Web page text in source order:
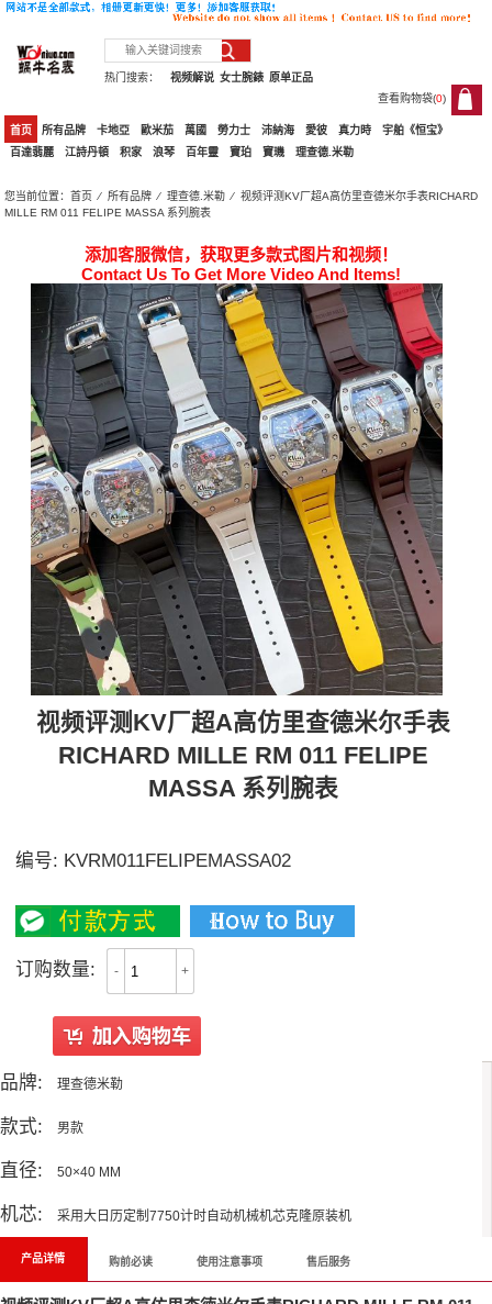
热门搜索： 原单正品
女士腕錶
视频解说
查看购物袋(0)
0
首页 所有品牌 卡地亞 歐米茄 萬國 勞力士 沛納海 愛彼 真力時
宇舶《恒宝》
百達翡麗
江詩丹頓 积家 浪琴 百年靈 寶珀 寶璣 理查德.米勒
您当前位置：首页 ⁄所有品牌 ⁄理查德.米勒 ⁄ 视频评测KV厂超A高仿里查德米尔手表RICHARD
MILLE RM 011 FELIPE MASSA 系列腕表
添加客服微信，获取更多款式图片和视频！
Contact Us To Get More Video And Items!
视频评测KV厂超A高仿里查德米尔手表
RICHARD MILLE RM 011 FELIPE
MASSA 系列腕表
编号: KVRM011FELIPEMASSA02
订购数量: - +
品牌: 理查德米勒
款式: 男款
直径: 50×40 MM
机芯: 采用大日历定制7750计时自动机械机芯克隆原装机
产品详情 购前必读 使用注意事项 售后服务